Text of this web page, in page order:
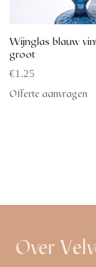
Wijnglas blauw
groot
€1.25
Offerte aanvragen
Over